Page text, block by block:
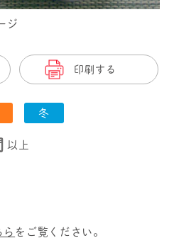
ジ
印刷する
冬
以上
ら をご覧ください。